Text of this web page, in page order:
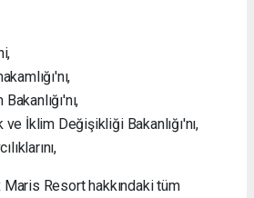
İklim Değişikliği Bakanlığı'nı,
Maris Resort hakkındaki tüm